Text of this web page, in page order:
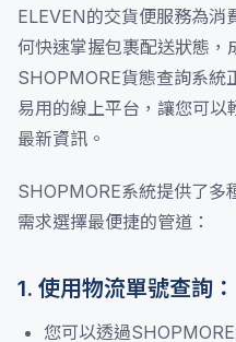
ELEVEN的交貨便服務為消
何快速掌握包裹配送狀態，
SHOPMORE貨態查詢系統
易用的線上平台，讓您可以
最新資訊。
SHOPMORE系統提供了多
需求選擇最便捷的管道：
1. 使用物流單號查詢：
您可以透過